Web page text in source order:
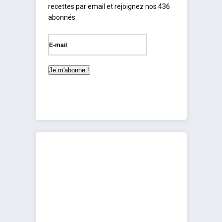
recettes par email et rejoignez nos 436
abonnés.